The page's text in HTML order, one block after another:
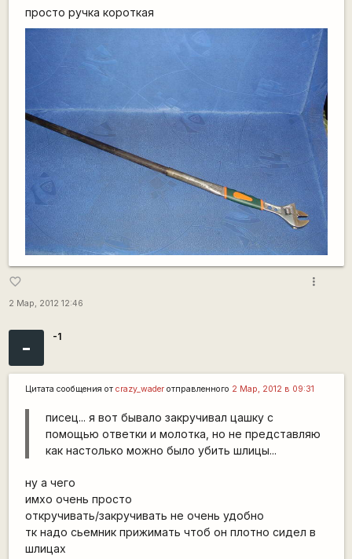
просто ручка короткая
favorite_border
2 Мар, 2012 12:46
more_vert
- -1
Цитата сообщения от crazy_waderотправленного 2 Мар, 2012 в 09:31
писец... я вот бывало закручивал цашку с
помощью ответки и молотка, но не представляю
как настолько можно было убить шлицы...
ну а чего
имхо очень просто
откручивать/закручивать не очень удобно
тк надо сьемник прижимать чтоб он плотно сидел в
шлицах